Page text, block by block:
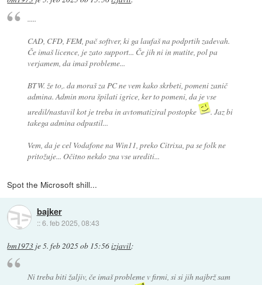
.....
CAD, CFD, FEM, pač softver, ki ga laufaš na podprtih zadevah.
Če imaš licence, je zato support... Če jih ni in mutite, pol pa
verjamem, da imaš probleme...
BTW. že to,. da moraš za PC ne vem kako skrbeti, pomeni zanič
admina. Admin mora špilati igrice, ker to pomeni, da je vse
uredil/nastavil kot je treba in avtomatiziral postopke
. Jaz bi
takega admina odpustil...
Vem, da je cel Vodafone na Win11, preko Citrixa, pa se folk ne
pritožuje... Očitno nekdo zna vse urediti...
Spot the Microsoft shill...
bajker
::6. feb 2025, 08:43
bm1973 je5. feb 2025 ob 15:56izjavil:
Ni treba biti žaljiv, če imaš probleme v firmi, si si jih najbrž sam